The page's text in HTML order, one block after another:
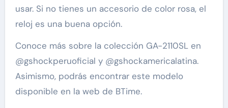
usar. Si no tienes un accesorio de color rosa, el
reloj es una buena opción.
Conoce más sobre la colección GA-2110SL en
@gshockperuoficial y @gshockamericalatina.
Asimismo, podrás encontrar este modelo
disponible en la web de BTime.